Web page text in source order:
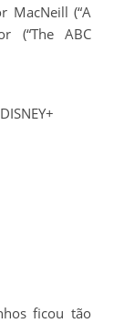
MacNeill (“A
(“The ABC
ficou tão